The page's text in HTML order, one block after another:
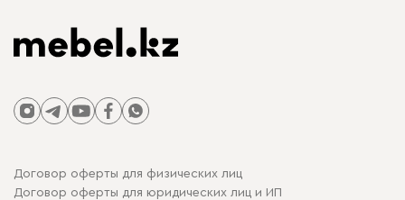
Договор оферты для физических лиц
Договор оферты для юридических лиц и ИП